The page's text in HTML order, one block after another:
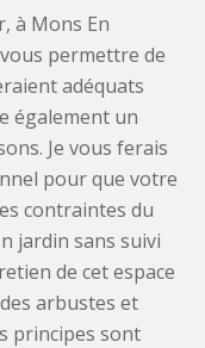
à Mons En
permettre de
adéquats
également un
Je vous ferais
pour que votre
contraintes du
jardin sans suivi
de cet espace
arbustes et
principes sont